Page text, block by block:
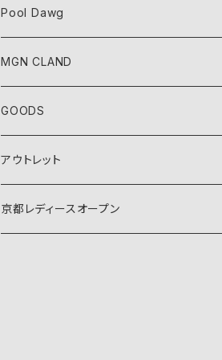
Pool Dawg
MGN CLAND
GOODS
アウトレット
京都レディースオープン